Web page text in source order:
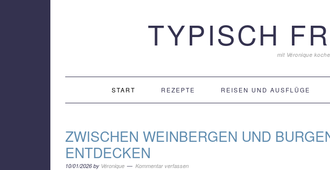
TYPISCH
mit Véronique
START REZEPTE REISEN UND AUSFLÜGE
ZWISCHEN WEINBERGEN UND
ENTDECKEN
10/01/2026 by Véronique Kommentar verfassen